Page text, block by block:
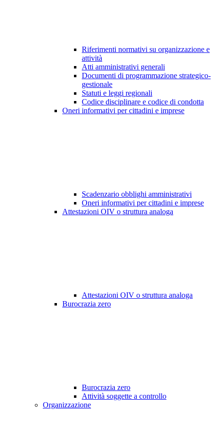
Riferimenti normativi su organizzazione e
attività
Atti amministrativi generali
Documenti di programmazione strategico-
gestionale
Statuti e leggi regionali
Codice disciplinare e codice di condotta
Oneri informativi per cittadini e imprese
Scadenzario obblighi amministrativi
Oneri informativi per cittadini e imprese
Attestazioni OIV o struttura analoga
Attestazioni OIV o struttura analoga
Burocrazia zero
Burocrazia zero
Attività soggette a controllo
Organizzazione